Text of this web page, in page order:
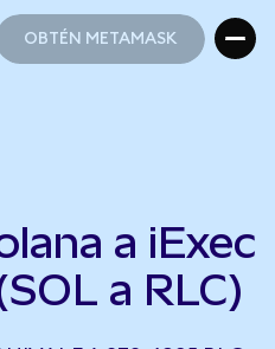
OBTÉN METAMASK
a iExec
a RLC)